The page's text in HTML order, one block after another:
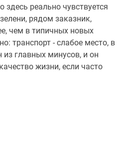
здесь реально чувствуется
рядом заказник,
чем в типичных новых
транспорт - слабое место, в
из главных минусов, и он
жизни, если часто